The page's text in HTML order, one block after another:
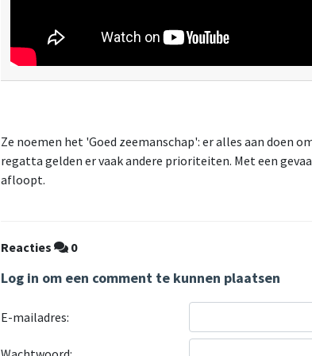
Ze noemen het 'Goed zeemanschap': er alles aan doen
regatta gelden er vaak andere prioriteiten. Met een
afloopt.
Reacties 0
Log in om een comment te kunnen plaatsen
E-mailadres: